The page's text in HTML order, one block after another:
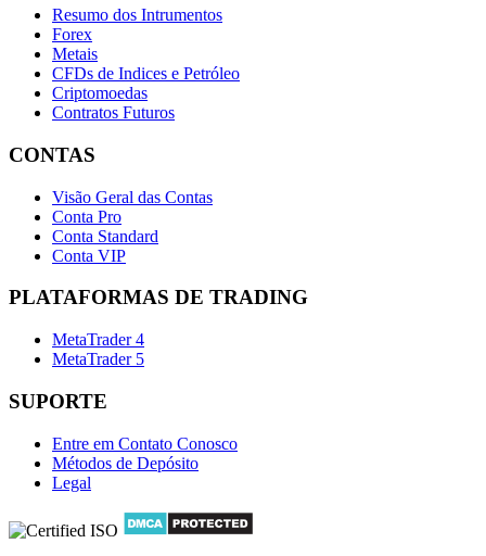
Resumo dos Intrumentos
Forex
Metais
CFDs de Indices e Petróleo
Criptomoedas
Contratos Futuros
CONTAS
Visão Geral das Contas
Conta Pro
Conta Standard
Conta VIP
PLATAFORMAS DE TRADING
MetaTrader 4
MetaTrader 5
SUPORTE
Entre em Contato Conosco
Métodos de Depósito
Legal